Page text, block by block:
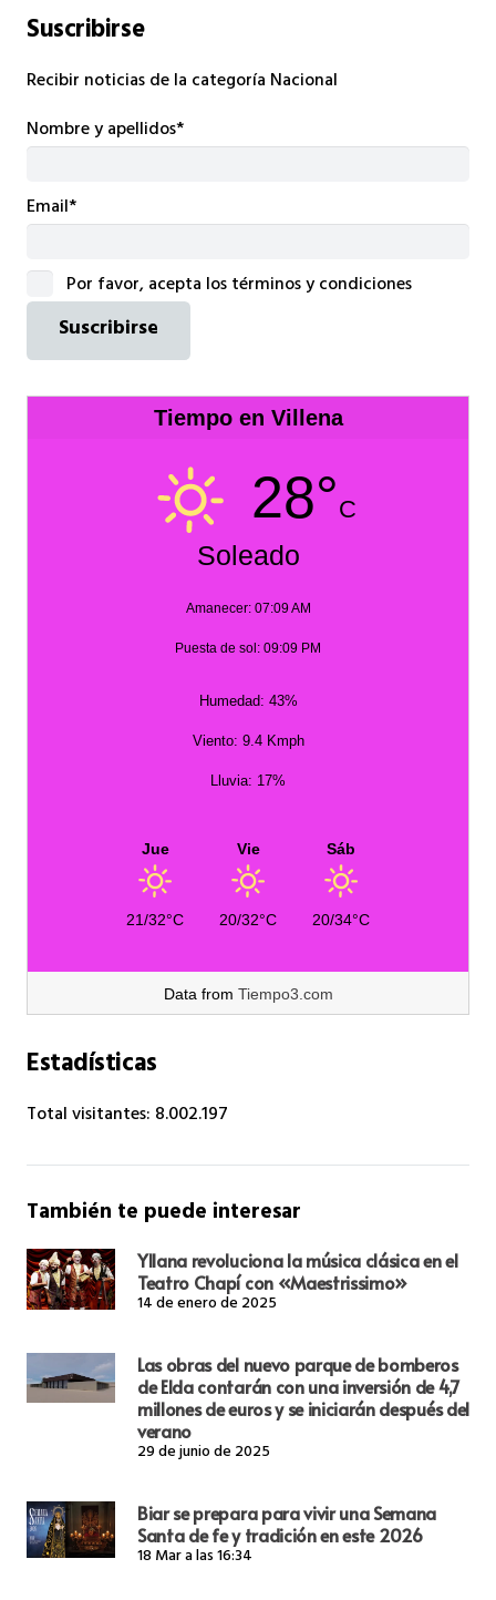
Suscribirse
Recibir noticias de la categoría Nacional
Nombre y apellidos*
Email*
Por favor, acepta los términos y condiciones
Tiempo en Villena
28°C
Soleado
Amanecer: 07:09 AM
Puesta de sol: 09:09 PM
Humedad: 43%
Viento: 9.4 Kmph
Lluvia: 17%
Jue
21/32°C
Vie
20/32°C
Sáb
20/34°C
Data from Tiempo3.com
Estadísticas
Total visitantes: 8.002.197
También te puede interesar
Yllana revoluciona la música clásica en el
Teatro Chapí con «Maestrissimo»
14 de enero de 2025
Las obras del nuevo parque de bomberos
de Elda contarán con una inversión de 4,7
millones de euros y se iniciarán después del
verano
29 de junio de 2025
Biar se prepara para vivir una Semana
Santa de fe y tradición en este 2026
18 Mar a las 16:34